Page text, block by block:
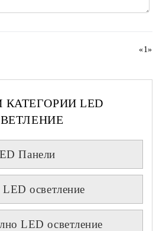
«1»
LED
Панели
осветление
LED осветление